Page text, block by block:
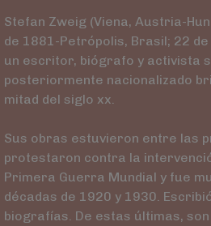
Stefan Zweig (Viena, Austria-
de 1881-Petrópolis, Brasil; 22
un escritor, biógrafo y activista
posteriormente nacionalizado
mitad del siglo xx.
Sus obras estuvieron entre las
protestaron contra la
Primera Guerra Mundial y fue
décadas de 1920 y 1930.
biografías. De estas últimas,